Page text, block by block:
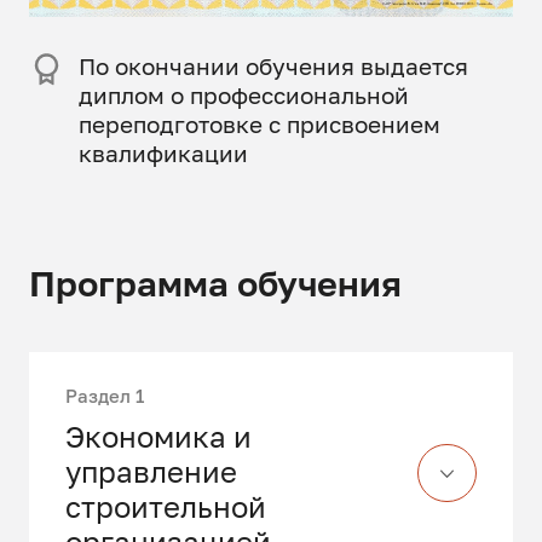
Пo oкoнчaнии oбyчeния выдaeтcя
диплом о профессиональной
переподготовке с присвоением
квалификации
Программа обучения
Раздел 1
Экономика и
управление
строительной